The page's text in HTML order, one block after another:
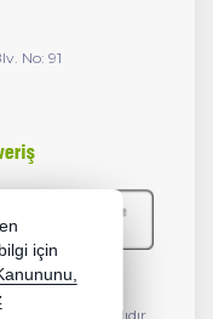
No: 91
hakları saklıdır.
için